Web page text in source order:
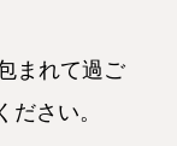
まれて過ご
さい。